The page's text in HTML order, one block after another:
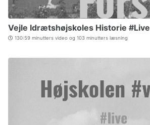
Vejle Idrætshøjskoles Historie #Live
130:59 minutters video og 103 minutters læsning